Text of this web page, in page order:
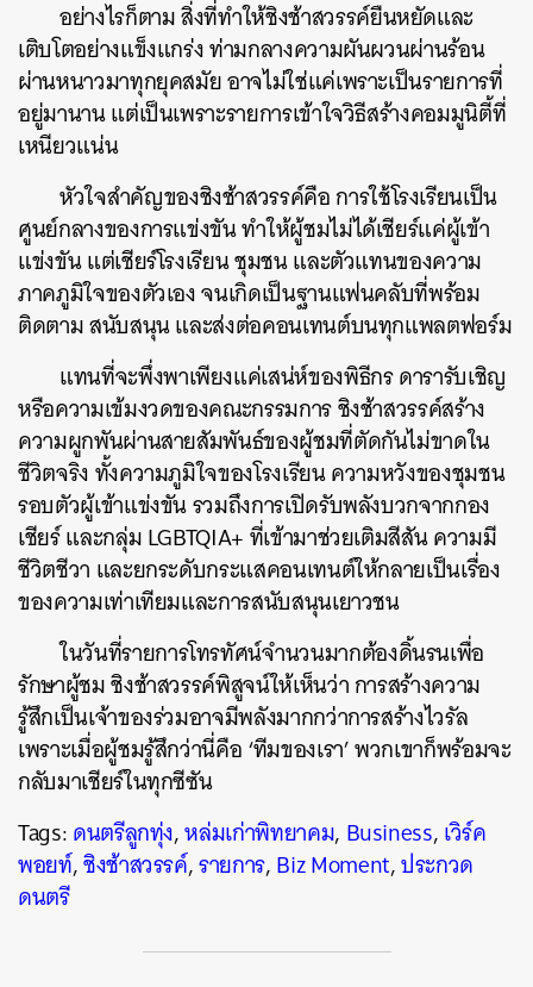
อย่างไรก็ตาม สิ่งที่ทำให้ชิงช้าสวรรค์ยืนหยัดและ
เติบโตอย่างแข็งแกร่ง ท่ามกลางความผันผวนผ่านร้อน
ผ่านหนาวมาทุกยุคสมัย อาจไม่ใช่แค่เพราะเป็นรายการที่
อยู่มานาน แต่เป็นเพราะรายการเข้าใจวิธีสร้างคอมมูนิตี้ที่
เหนียวแน่น
หัวใจสำคัญของชิงช้าสวรรค์คือ การใช้โรงเรียนเป็น
ศูนย์กลางของการแข่งขัน ทำให้ผู้ชมไม่ได้เชียร์แค่ผู้เข้า
แข่งขัน แต่เชียร์โรงเรียน ชุมชน และตัวแทนของความ
ภาคภูมิใจของตัวเอง จนเกิดเป็นฐานแฟนคลับที่พร้อม
ติดตาม สนับสนุน และส่งต่อคอนเทนต์บนทุกแพลตฟอร์ม
แทนที่จะพึ่งพาเพียงแค่เสน่ห์ของพิธีกร ดารารับเชิญ
หรือความเข้มงวดของคณะกรรมการ ชิงช้าสวรรค์สร้าง
ความผูกพันผ่านสายสัมพันธ์ของผู้ชมที่ตัดกันไม่ขาดใน
ชีวิตจริง ทั้งความภูมิใจของโรงเรียน ความหวังของชุมชน
รอบตัวผู้เข้าแข่งขัน รวมถึงการเปิดรับพลังบวกจากกอง
เชียร์ และกลุ่ม LGBTQIA+ ที่เข้ามาช่วยเติมสีสัน ความมี
ชีวิตชีวา และยกระดับกระแสคอนเทนต์ให้กลายเป็นเรื่อง
ของความเท่าเทียมและการสนับสนุนเยาวชน
ในวันที่รายการโทรทัศน์จำนวนมากต้องดิ้นรนเพื่อ
รักษาผู้ชม ชิงช้าสวรรค์พิสูจน์ให้เห็นว่า การสร้างความ
รู้สึกเป็นเจ้าของร่วมอาจมีพลังมากกว่าการสร้างไวรัล
เพราะเมื่อผู้ชมรู้สึกว่านี่คือ ‘ทีมของเรา’ พวกเขาก็พร้อมจะ
กลับมาเชียร์ในทุกซีซัน
Tags:ดนตรีลูกทุ่ง,หล่มเก่าพิทยาคม, Business,เวิร์ค
พอยท์,ชิงช้าสวรรค์,รายการ,Biz Moment,ประกวด
ดนตรี